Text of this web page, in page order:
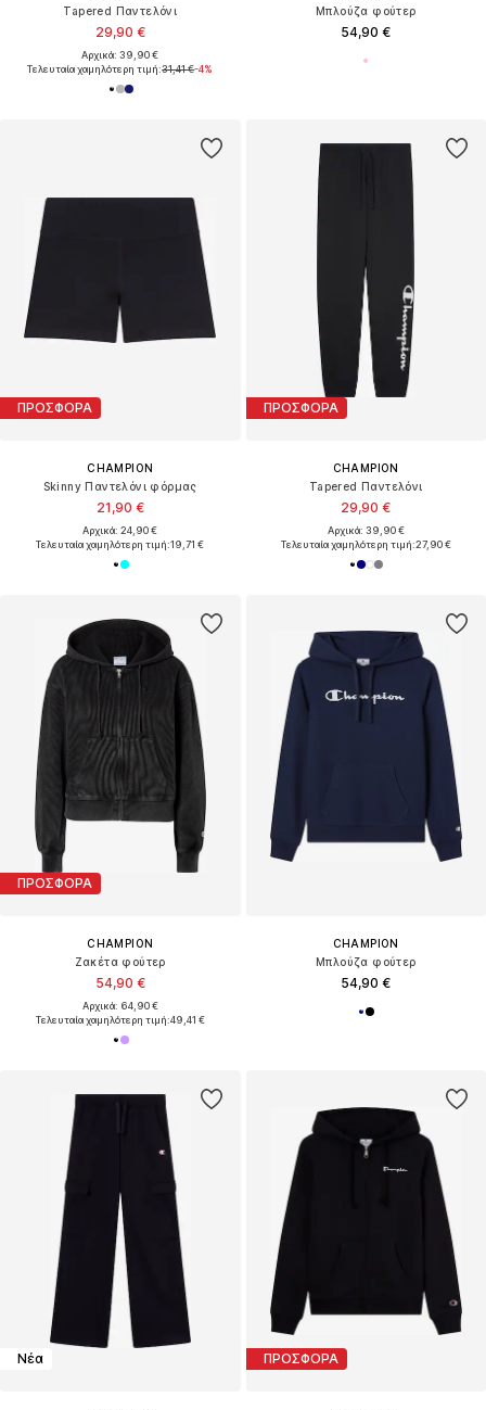
Tapered Παντελόνι
29,90 €
Αρχικά: 39,90 €
Τελευταία χαμηλότερη τιμή:31,41 €-4%
Μπλούζα φούτερ
54,90 €
ΠΡΟΣΦΟΡΑ
CHAMPION
Skinny Παντελόνι φόρμας
21,90 €
Αρχικά: 24,90 €
Τελευταία χαμηλότερη τιμή:19,71 €
ΠΡΟΣΦΟΡΑ
CHAMPION
Tapered Παντελόνι
29,90 €
Αρχικά: 39,90 €
Τελευταία χαμηλότερη τιμή:27,90 €
ΠΡΟΣΦΟΡΑ
CHAMPION
Ζακέτα φούτερ
54,90 €
Αρχικά: 64,90 €
Τελευταία χαμηλότερη τιμή:49,41 €
CHAMPION
Μπλούζα φούτερ
54,90 €
Νέα ΠΡΟΣΦΟΡΑ